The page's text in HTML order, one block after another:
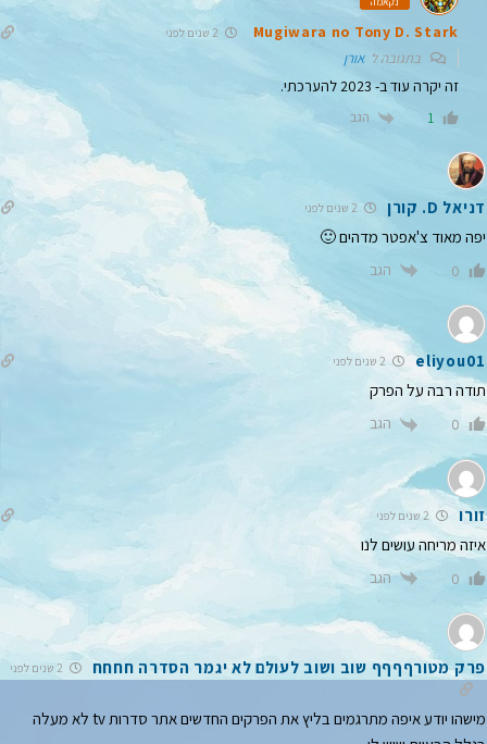
Mugiwara no Tony D. Stark
בתגובה לאורן
זה יקרה עוד ב- 2023 להערכתי.
1 הגב
דניאל D. קורן
יפה מאוד צ'אפטר מדהים 🙂
0 הגב
eliyou01
תודה רבה על הפרק
0 הגב
זורו
איזה מריחה עושים לנו
0 הגב
פרק מטורףףףף שוב ושוב לעולם לא יגמר הסדרה חחחח
מישהו יודע איפה מתרגמים בליץ את הפרקים החדשים אתר סדרות tv לא מעלה